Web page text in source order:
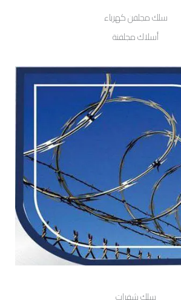
سلك مجلفن كهرباء
أسلاك مجلفنة